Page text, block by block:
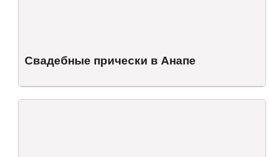
Свадебные прически в Анапе